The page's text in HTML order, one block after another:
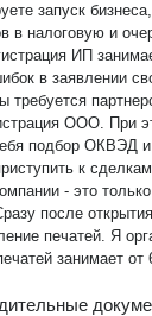
в налоговую и
ИП
в заявлении
требуется
ООО. При
подбор ОКВЭД и
к
- это
печатей. Я
занимает
не
у меня, вы можете